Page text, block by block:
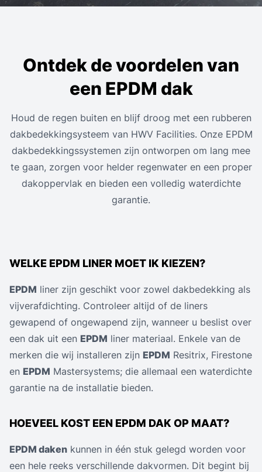
Ontdek de voordelen van
een EPDM dak
Houd de regen buiten en blijf droog met een rubberen
dakbedekkingsysteem van HWV Facilities. Onze EPDM
dakbedekkingssystemen zijn ontworpen om lang mee
te gaan, zorgen voor helder regenwater en een proper
dakoppervlak en bieden een volledig waterdichte
garantie.
WELKE EPDM LINER MOET IK KIEZEN?
EPDM liner zijn geschikt voor zowel dakbedekking als
vijverafdichting. Controleer altijd of de liners
gewapend of ongewapend zijn, wanneer u beslist over
een dak uit een EPDM liner materiaal. Enkele van de
merken die wij installeren zijn EPDM Resitrix, Firestone
en EPDM Mastersystems; die allemaal een waterdichte
garantie na de installatie bieden.
HOEVEEL KOST EEN EPDM DAK OP MAAT?
EPDM daken kunnen in één stuk gelegd worden voor
een hele reeks verschillende dakvormen. Dit begint bij